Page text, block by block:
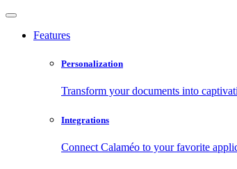
Features
Personalization
Transform your documents into
Integrations
Connect Calaméo to your favorite